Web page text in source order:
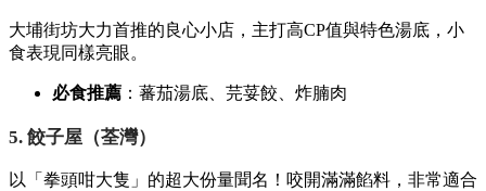
大埔街坊大力首推的良心小店， 主打高CP值與特色湯底， 小
食表現同樣亮眼。
必食推薦 ：蕃茄湯底、 芫荽餃、 炸腩肉
5. 餃子屋（荃灣）
以「拳頭咁大隻」的超大份量聞名！咬開滿滿餡料， 非常適合